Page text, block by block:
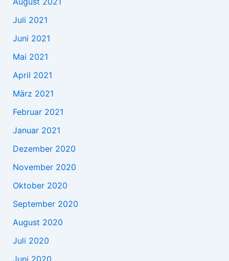
Juli 2021
Juni 2021
Mai 2021
April 2021
März 2021
Februar 2021
Januar 2021
Dezember 2020
November 2020
Oktober 2020
September 2020
August 2020
Juli 2020